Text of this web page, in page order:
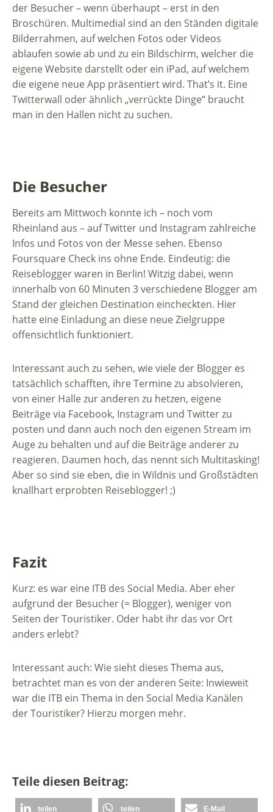
der Besucher – wenn überhaupt – erst in den
Broschüren. Multimedial sind an den Ständen digitale
Bilderrahmen, auf welchen Fotos oder Videos
ablaufen sowie ab und zu ein Bildschirm, welcher die
eigene Website darstellt oder ein iPad, auf welchem
die eigene neue App präsentiert wird. That’s it. Eine
Twitterwall oder ähnlich „verrückte Dinge“ braucht
man in den Hallen nicht zu suchen.
Die Besucher
Bereits am Mittwoch konnte ich – noch vom
Rheinland aus – auf Twitter und Instagram zahlreiche
Infos und Fotos von der Messe sehen. Ebenso
Foursquare Check ins ohne Ende. Eindeutig: die
Reiseblogger waren in Berlin! Witzig dabei, wenn
innerhalb von 60 Minuten 3 verschiedene Blogger am
Stand der gleichen Destination eincheckten. Hier
hatte eine Einladung an diese neue Zielgruppe
offensichtlich funktioniert.
Interessant auch zu sehen, wie viele der Blogger es
tatsächlich schafften, ihre Termine zu absolvieren,
von einer Halle zur anderen zu hetzen, eigene
Beiträge via Facebook, Instagram und Twitter zu
posten und dann auch noch den eigenen Stream im
Auge zu behalten und auf die Beiträge anderer zu
reagieren. Daumen hoch, das nennt sich Multitasking!
Aber so sind sie eben, die in Wildnis und Großstädten
knallhart erprobten Reiseblogger! ;)
Fazit
Kurz: es war eine ITB des Social Media. Aber eher
aufgrund der Besucher (= Blogger), weniger von
Seiten der Touristiker. Oder habt ihr das vor Ort
anders erlebt?
Interessant auch: Wie sieht dieses Thema aus,
betrachtet man es von der anderen Seite: Inwieweit
war die ITB ein Thema in den Social Media Kanälen
der Touristiker? Hierzu morgen mehr.
Teile diesen Beitrag:
teilen teilen E-Mail